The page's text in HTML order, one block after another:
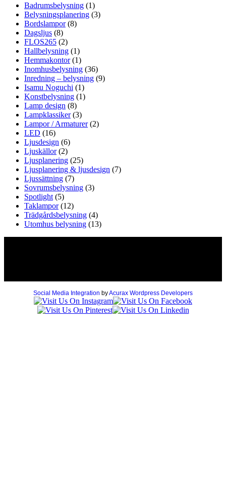
Badrumsbelysning (1)
Belysningsplanering (3)
Bordslampor(8)
Dagsljus (8)
FLOS265 (2)
Hallbelysning (1)
Hemmakontor(1)
Inomhusbelysning (36)
Inredning – belysning (9)
Isamu Noguchi (1)
Konstbelysning (1)
Lamp design (8)
Lampklassiker(3)
Lampor / Armaturer(2)
LED (16)
Ljusdesign (6)
Ljuskällor(2)
Ljusplanering (25)
Ljusplanering & ljusdesign (7)
Ljussättning (7)
Sovrumsbelysning (3)
Spotlight (5)
Taklampor(12)
Trädgårdsbelysning (4)
Utomhus belysning (13)
Social Media Integration byAcurax Wordpress Developers